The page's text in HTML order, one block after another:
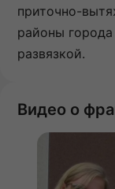
приточно-
районы
развязкой.
Видео о